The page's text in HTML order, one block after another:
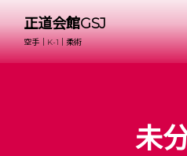
正道会館GSJ
空手｜K-1｜柔術
未